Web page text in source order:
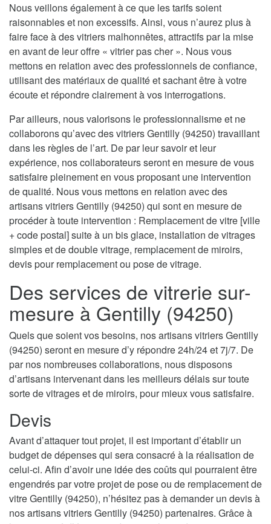
Nous veillons également à ce que les tarifs soient
raisonnables et non excessifs. Ainsi, vous n’aurez plus à
faire face à des vitriers malhonnêtes, attractifs par la mise
en avant de leur offre « vitrier pas cher ». Nous vous
mettons en relation avec des professionnels de confiance,
utilisant des matériaux de qualité et sachant être à votre
écoute et répondre clairement à vos interrogations.
Par ailleurs, nous valorisons le professionnalisme et ne
collaborons qu’avec des vitriers Gentilly (94250) travaillant
dans les règles de l’art. De par leur savoir et leur
expérience, nos collaborateurs seront en mesure de vous
satisfaire pleinement en vous proposant une intervention
de qualité. Nous vous mettons en relation avec des
artisans vitriers Gentilly (94250) qui sont en mesure de
procéder à toute intervention : Remplacement de vitre [ville
+ code postal] suite à un bis glace, installation de vitrages
simples et de double vitrage, remplacement de miroirs,
devis pour remplacement ou pose de vitrage.
Des services de vitrerie sur-
mesure à Gentilly (94250)
Quels que soient vos besoins, nos artisans vitriers Gentilly
(94250) seront en mesure d’y répondre 24h/24 et 7j/7. De
par nos nombreuses collaborations, nous disposons
d’artisans intervenant dans les meilleurs délais sur toute
sorte de vitrages et de miroirs, pour mieux vous satisfaire.
Devis
Avant d’attaquer tout projet, il est important d’établir un
budget de dépenses qui sera consacré à la réalisation de
celui-ci. Afin d’avoir une idée des coûts qui pourraient être
engendrés par votre projet de pose ou de remplacement de
vitre Gentilly (94250), n’hésitez pas à demander un devis à
nos artisans vitriers Gentilly (94250) partenaires. Grâce à